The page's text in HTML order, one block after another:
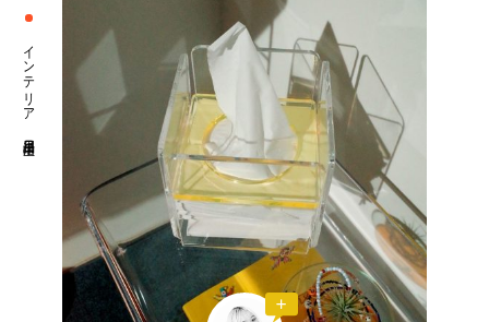
インテリア 生活日用品
私たちは、〈Ziploc® Ribbon〉
をこう使う！
夏を全力で楽しむため
森田麻衣子が愛用する今
テム8選。